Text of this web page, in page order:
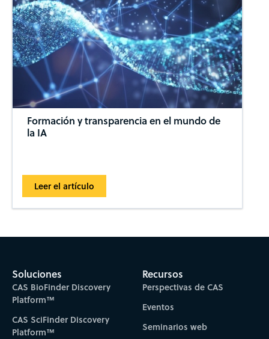
Formación y transparencia en el mundo de
la IA
Leer el artículo
Soluciones
CAS BioFinder Discovery
Platform™
CAS SciFinder Discovery
Platform™
Recursos
Perspectivas de CAS
Eventos
Seminarios web